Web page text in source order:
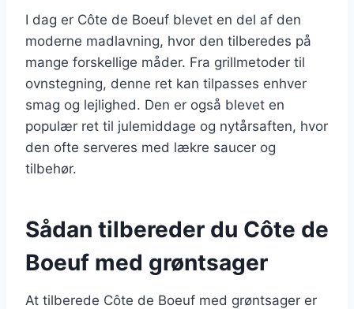
I dag er Côte de Boeuf blevet en del af den
moderne madlavning, hvor den tilberedes på
mange forskellige måder. Fra grillmetoder til
ovnstegning, denne ret kan tilpasses enhver
smag og lejlighed. Den er også blevet en
populær ret til julemiddage og nytårsaften, hvor
den ofte serveres med lækre saucer og
tilbehør.
Sådan tilbereder du Côte de
Boeuf med grøntsager
At tilberede Côte de Boeuf med grøntsager er